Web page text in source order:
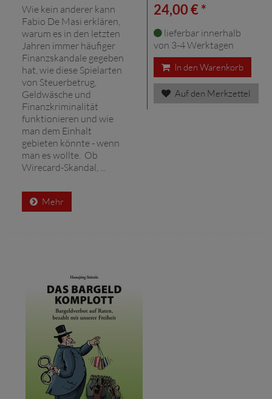
Wie kein anderer kann
Fabio De Masi erklären,
warum es in den letzten
Jahren immer häufiger
Finanzskandale gegeben
hat, wie diese Spielarten
von Steuerbetrug,
Geldwäsche und
Finanzkriminalität
funktionieren und wie
man dem Einhalt
gebieten könnte - wenn
man es wollte. Ob
Wirecard-Skandal, ...
Mehr
24,00 € *
lieferbar innerhalb
von 3-4 Werktagen
In den Warenkorb
Auf den Merkzettel